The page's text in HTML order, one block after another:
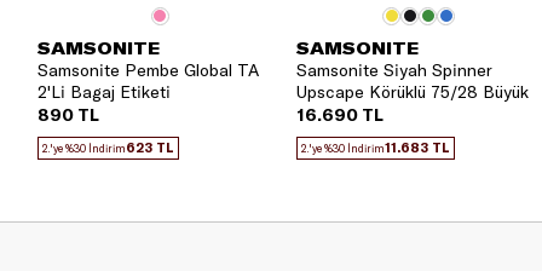
SAMSONITE
Samsonite Pembe Global TA
2'Li Bagaj Etiketi
890 TL
2.'ye %30 İndirim623 TL
SAMSONITE
Samsonite Siyah Spinner
Upscape Körüklü 75/28 Büyük
Boy Valiz
16.690 TL
2.'ye %30 İndirim11.683 TL